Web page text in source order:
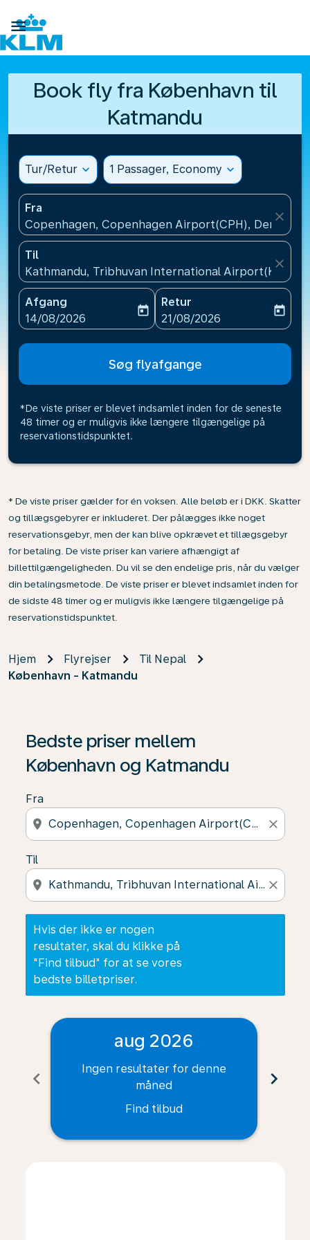

Book fly fra København til
Katmandu
Tur/Retur expand_more 1 Passager, Economy expand_more
Fra
Copenhagen, Copenhagen Airport(CPH), Denmark
close
Til
Kathmandu, Tribhuvan International Airport(KTM),
close
Afgang
fc-booking-departure-date-aria-label
14/08/2026
today
Retur
fc-booking-return-date-
21/08/2026
today
Søg flyafgange
*De viste priser er blevet indsamlet inden for de seneste
48 timer og er muligvis ikke længere tilgængelige på
reservationstidspunktet.
* De viste priser gælder for én voksen. Alle beløb er i DKK. Skatter
og tillægsgebyrer er inkluderet. Der pålægges ikke noget
reservationsgebyr, men der kan blive opkrævet et tillægsgebyr
for betaling. De viste priser kan variere afhængigt af
billettilgængeligheden. Du vil se den endelige pris, når du vælger
din betalingsmetode. De viste priser er blevet indsamlet inden for
de sidste 48 timer og er muligvis ikke længere tilgængelige på
reservationstidspunktet.
Hjem Flyrejser
Til Nepal
København - Katmandu
Bedste priser mellem
København og Katmandu
Fra
location_on close
Til
location_on close
Hvis der ikke er nogen
resultater, skal du klikke på
"Find tilbud" for at se vores
bedste billetpriser.
Hvis der ikke er nogen resultater, skal du klikke på
chevron_left
aug 2026
Ingen resultater for denne
måned
Find tilbud
chevron_right